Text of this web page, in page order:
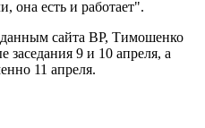
она есть и работает".
данным сайта ВР, Тимошенко
заседания 9 и 10 апреля, а
11 апреля.